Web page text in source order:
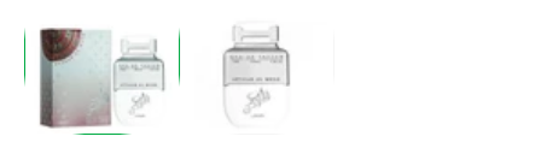
a
modális
párbeszédpanelen